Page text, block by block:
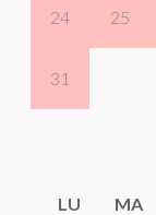
24 25
31
LU MA